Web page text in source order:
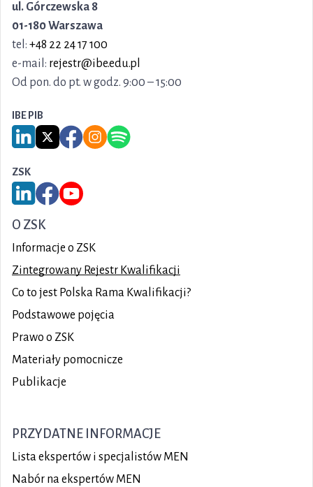
ul. Górczewska 8
01-180 Warszawa
tel: +48 22 24 17 100
e-mail: rejestr@ibe.edu.pl
Od pon. do pt. w godz. 9:00 – 15:00
IBE PIB
Link do serwisu LinkedIn IBE PIB
Link do serwisu X IBE PIB
Link do Facebook IBE PIB
Link do Instagram IBE PIB
Link do Spotify IBE PIB
ZSK
Link do serwisu LinkedIn ZSK
Link do Facebook ZSK
Link do YouTube ZSK
O ZSK
Informacje o ZSK
Zintegrowany Rejestr Kwalifikacji
Co to jest Polska Rama Kwalifikacji?
Podstawowe pojęcia
Prawo o ZSK
Materiały pomocnicze
Publikacje
PRZYDATNE INFORMACJE
Lista ekspertów i specjalistów MEN
Nabór na ekspertów MEN